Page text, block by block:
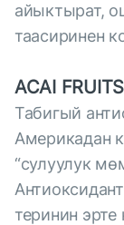
айыктырат,
таасиринен
ACAI FRUITS
Табигый
Америкадан
“сулуулук
теринин эрте